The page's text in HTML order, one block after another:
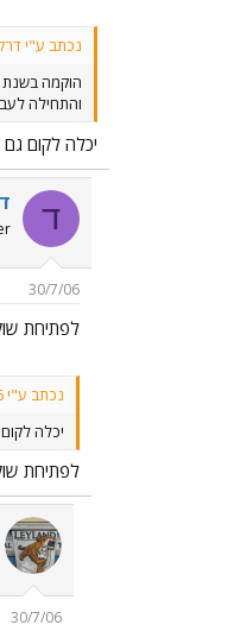
נכתב ע"י
הוקמה בשנת 2000
והתחילה לעבוד ב
יכלה לקום גם ב 48 למה
ד
30/7/06
לפתיחת
נכתב ע"י 846:
יכלה לקום גם ב 48
לפתיחת
30/7/06